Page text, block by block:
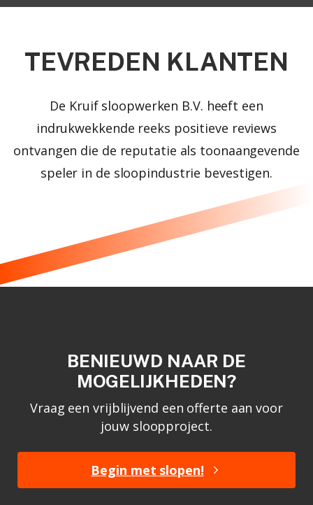
TEVREDEN KLANTEN
De Kruif sloopwerken B.V. heeft een
indrukwekkende reeks positieve reviews
ontvangen die de reputatie als toonaangevende
speler in de sloopindustrie bevestigen.
BENIEUWD NAAR DE
MOGELIJKHEDEN?
Vraag een vrijblijvend een offerte aan voor
jouw sloopproject.
Begin met slopen!